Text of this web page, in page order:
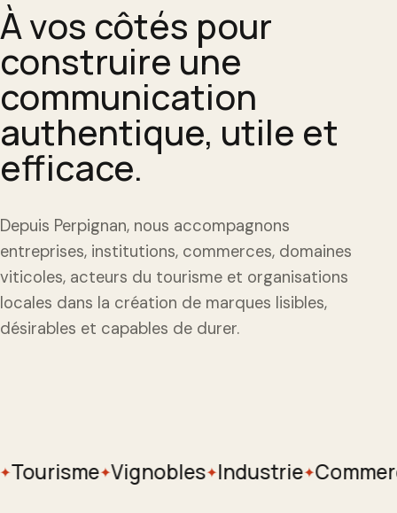
À vos côtés pour
construire une
communication
authentique, utile et
efficace.
Depuis Perpignan, nous accompagnons
entreprises, institutions, commerces, domaines
viticoles, acteurs du tourisme et organisations
locales dans la création de marques lisibles,
désirables et capables de durer.
✦Vignobles✦Industrie✦